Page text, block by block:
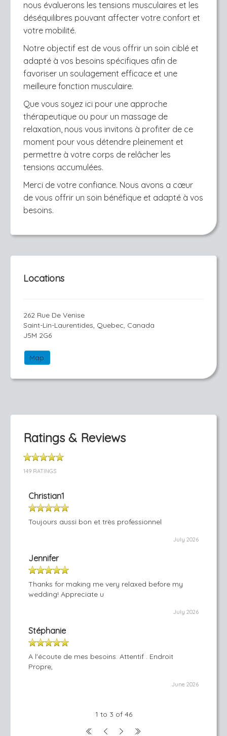
nous évaluerons les tensions musculaires et les
déséquilibres pouvant affecter votre confort et
votre mobilité.
Notre objectif est de vous offrir un soin ciblé et
adapté à vos besoins spécifiques afin de
favoriser un soulagement efficace et une
meilleure fonction musculaire.
Que vous soyez ici pour une approche
thérapeutique ou pour un massage de
relaxation, nous vous invitons à profiter de ce
moment pour vous détendre pleinement et
permettre à votre corps de relâcher les
tensions accumulées.
Merci de votre confiance. Nous avons a cœur
de vous offrir un soin bénéfique et adapté à vos
besoins.
Locations
262 Rue De Venise
Saint-Lin-Laurentides, Quebec, Canada
J5M 2G6
Map
Ratings & Reviews
149 RATINGS
Christian1
Toujours aussi bon et très professionnel
July 2026
Jennifer
Thanks for making me very relaxed before my
wedding! Appreciate u
July 2026
Stéphanie
A l'écoute de mes besoins. Attentif . Endroit
Propre,
June 2026
1 to 3 of 46